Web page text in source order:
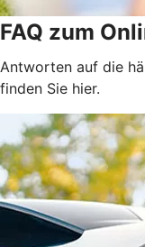
FAQ zum
Antworten auf die
finden Sie hier.